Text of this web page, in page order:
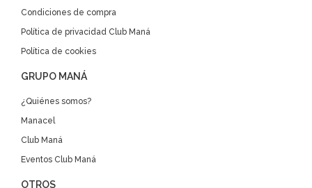
Condiciones de compra
Política de privacidad Club Maná
Política de cookies
GRUPO MANÁ
¿Quiénes somos?
Manacel
Club Maná
Eventos Club Maná
OTROS